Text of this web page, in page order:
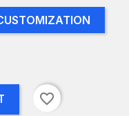
favorite_border